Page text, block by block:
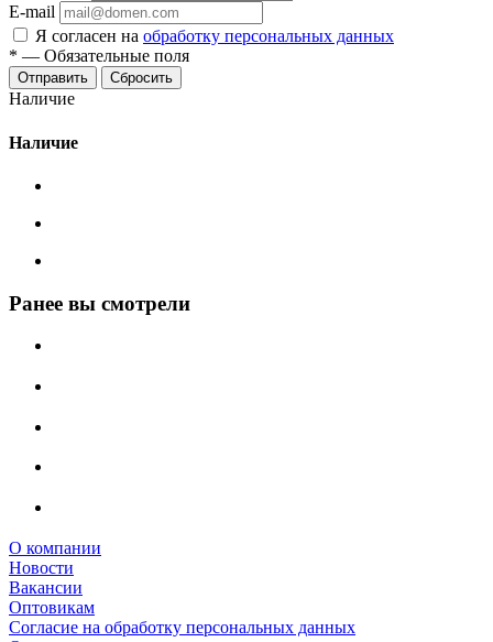
E-mail
Я согласен на обработку персональных данных
* — Обязательные поля
Сбросить
Наличие
Наличие
Ранее вы смотрели
О компании
Новости
Вакансии
Оптовикам
Cогласие на обработку персональных данных